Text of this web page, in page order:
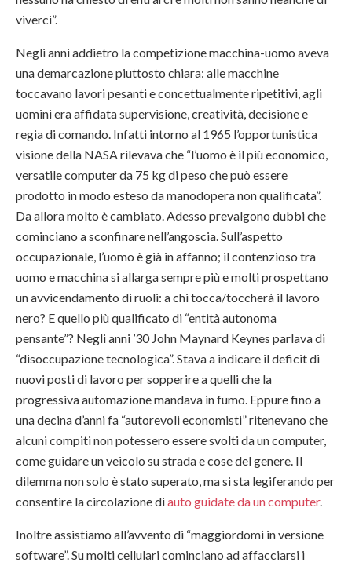
viverci”.
Negli anni addietro la competizione macchina-uomo aveva
una demarcazione piuttosto chiara: alle macchine
toccavano lavori pesanti e concettualmente ripetitivi, agli
uomini era affidata supervisione, creatività, decisione e
regia di comando. Infatti intorno al 1965 l’opportunistica
visione della NASA rilevava che “l’uomo è il più economico,
versatile computer da 75 kg di peso che può essere
prodotto in modo esteso da manodopera non qualificata”.
Da allora molto è cambiato. Adesso prevalgono dubbi che
cominciano a sconfinare nell’angoscia. Sull’aspetto
occupazionale, l’uomo è già in affanno; il contenzioso tra
uomo e macchina si allarga sempre più e molti prospettano
un avvicendamento di ruoli: a chi tocca/toccherà il lavoro
nero? E quello più qualificato di “entità autonoma
pensante”? Negli anni ’30 John Maynard Keynes parlava di
“disoccupazione tecnologica”. Stava a indicare il deficit di
nuovi posti di lavoro per sopperire a quelli che la
progressiva automazione mandava in fumo. Eppure fino a
una decina d’anni fa “autorevoli economisti” ritenevano che
alcuni compiti non potessero essere svolti da un computer,
come guidare un veicolo su strada e cose del genere. Il
dilemma non solo è stato superato, ma si sta legiferando per
consentire la circolazione diauto guidate da un computer.
Inoltre assistiamo all’avvento di “maggiordomi in versione
software”. Su molti cellulari cominciano ad affacciarsi i